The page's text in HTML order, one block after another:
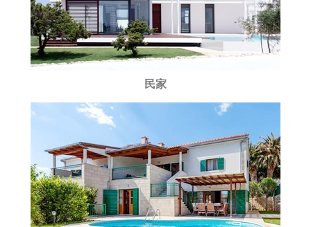
民家